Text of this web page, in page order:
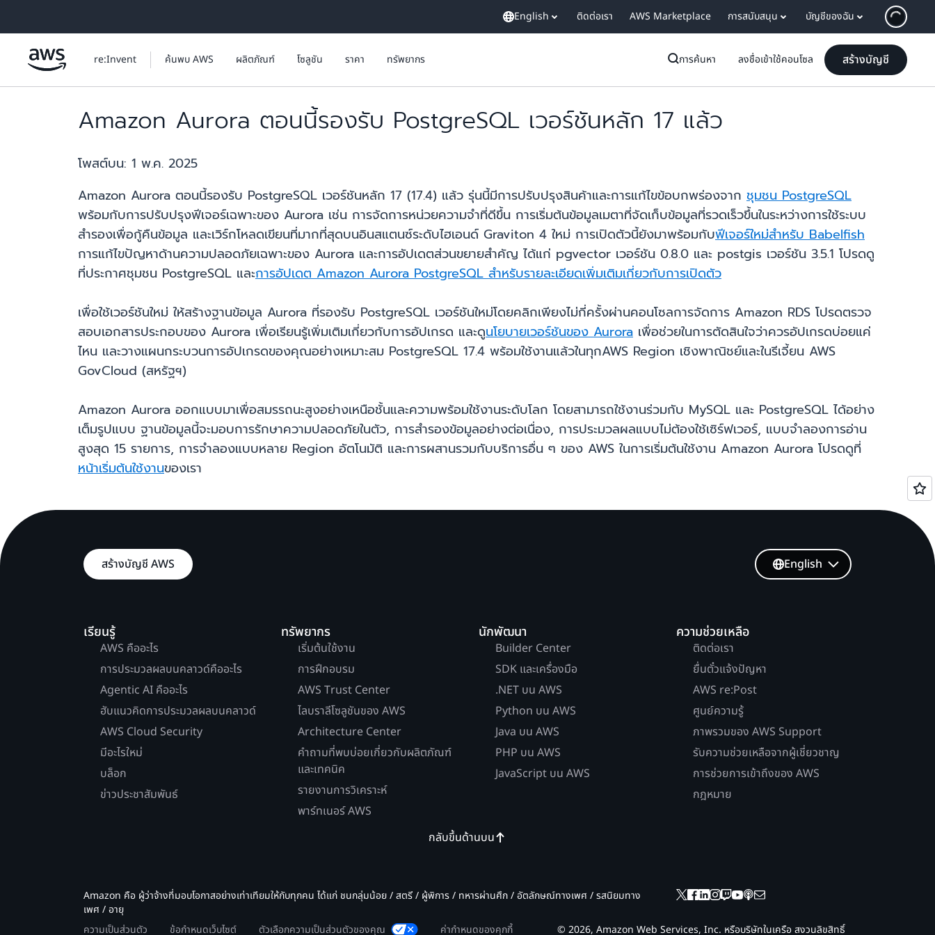
English ติดต่อเรา AWS Marketplace การสนับสนุน บัญชีของฉัน
re:Invent ค้นพบ AWS ผลิตภัณฑ์ โซลูชัน ราคา ทรัพยากร การค้นหา ลงชื่อเข้าใช้คอนโซล สร้างบัญชี
Amazon Aurora ตอนนี้รองรับ PostgreSQL เวอร์ชันหลัก 17 แล้ว
โพสต์บน: 1 พ.ค. 2025
Amazon Aurora ตอนนี้รองรับ PostgreSQL เวอร์ชันหลัก 17 (17.4) แล้ว รุ่นนี้มีการปรับปรุงสินค้าและการแก้ไขข้อบกพร่องจาก ชุมชน PostgreSQL
พร้อมกับการปรับปรุงฟีเจอร์เฉพาะของ Aurora เช่น การจัดการหน่วยความจำที่ดีขึ้น การเริ่มต้นข้อมูลเมตาที่จัดเก็บข้อมูลที่รวดเร็วขึ้นในระหว่างการใช้ระบบ
สำรองเพื่อกู้คืนข้อมูล และเวิร์กโหลดเขียนที่มากที่สุดบนอินสแตนซ์ระดับไฮเอนด์ Graviton 4 ใหม่ การเปิดตัวนี้ยังมาพร้อมกับฟีเจอร์ใหม่สำหรับ Babelfish
การแก้ไขปัญหาด้านความปลอดภัยเฉพาะของ Aurora และการอัปเดตส่วนขยายสำคัญ ได้แก่ pgvector เวอร์ชัน 0.8.0 และ postgis เวอร์ชัน 3.5.1 โปรดดู
ที่ประกาศชุมชน PostgreSQL และการอัปเดต Amazon Aurora PostgreSQL สำหรับรายละเอียดเพิ่มเติมเกี่ยวกับการเปิดตัว
เพื่อใช้เวอร์ชันใหม่ ให้สร้างฐานข้อมูล Aurora ที่รองรับ PostgreSQL เวอร์ชันใหม่โดยคลิกเพียงไม่กี่ครั้งผ่านคอนโซลการจัดการ Amazon RDS โปรดตรวจ
สอบเอกสารประกอบของ Aurora เพื่อเรียนรู้เพิ่มเติมเกี่ยวกับการอัปเกรด และดูนโยบายเวอร์ชันของ Aurora เพื่อช่วยในการตัดสินใจว่าควรอัปเกรดบ่อยแค่
ไหน และวางแผนกระบวนการอัปเกรดของคุณอย่างเหมาะสม PostgreSQL 17.4 พร้อมใช้งานแล้วในทุกAWS Region เชิงพาณิชย์และในรีเจี้ยน AWS
GovCloud (สหรัฐฯ)
Amazon Aurora ออกแบบมาเพื่อสมรรถนะสูงอย่างเหนือชั้นและความพร้อมใช้งานระดับโลก โดยสามารถใช้งานร่วมกับ MySQL และ PostgreSQL ได้อย่าง
เต็มรูปแบบ ฐานข้อมูลนี้จะมอบการรักษาความปลอดภัยในตัว, การสำรองข้อมูลอย่างต่อเนื่อง, การประมวลผลแบบไม่ต้องใช้เซิร์ฟเวอร์, แบบจำลองการอ่าน
สูงสุด 15 รายการ, การจำลองแบบหลาย Region อัตโนมัติ และการผสานรวมกับบริการอื่น ๆ ของ AWS ในการเริ่มต้นใช้งาน Amazon Aurora โปรดดูที่
หน้าเริ่มต้นใช้งานของเรา
สร้างบัญชี AWS
เรียนรู้
AWS คืออะไร
การประมวลผลบนคลาวด์คืออะไร
Agentic AI คืออะไร
ฮับแนวคิดการประมวลผลบนคลาวด์
AWS Cloud Security
มีอะไรใหม่
บล็อก
ข่าวประชาสัมพันธ์
ทรัพยากร
เริ่มต้นใช้งาน
การฝึกอบรม
AWS Trust Center
ไลบราลีโซลูชันของ AWS
Architecture Center
คำถามที่พบบ่อยเกี่ยวกับผลิตภัณฑ์
และเทคนิค
รายงานการวิเคราะห์
พาร์ทเนอร์ AWS
นักพัฒนา
Builder Center
SDK และเครื่องมือ
.NET บน AWS
Python บน AWS
Java บน AWS
PHP บน AWS
JavaScript บน AWS
ความช่วยเหลือ
ติดต่อเรา
ยื่นตั๋วแจ้งปัญหา
AWS re:Post
ศูนย์ความรู้
ภาพรวมของ AWS Support
รับความช่วยเหลือจากผู้เชี่ยวชาญ
การช่วยการเข้าถึงของ AWS
กฎหมาย
English
กลับขึ้นด้านบน
Amazon คือ ผู้ว่าจ้างที่มอบโอกาสอย่างเท่าเทียมให้กับทุกคน ได้แก่ ชนกลุ่มน้อย / สตรี / ผู้พิการ / ทหารผ่านศึก / อัตลักษณ์ทางเพศ / รสนิยมทาง
เพศ / อายุ
ความเป็นส่วนตัว
ข้อกำหนดเว็บไซต์ ตัวเลือกความเป็นส่วนตัวของคุณ ค่ากำหนดของคุกกี้ © 2026, Amazon Web Services, Inc. หรือบริษัทในเครือ สงวนลิขสิทธิ์